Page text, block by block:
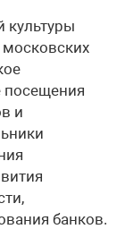
культуры
посещения
и
банков.